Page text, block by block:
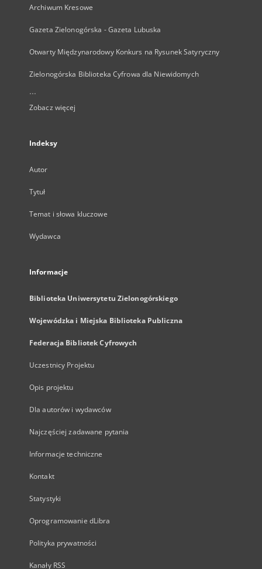
Archiwum Kresowe
Gazeta Zielonogórska - Gazeta Lubuska
Otwarty Międzynarodowy Konkurs na Rysunek Satyryczny
Zielonogórska Biblioteka Cyfrowa dla Niewidomych
...
Zobacz więcej
Indeksy
Autor
Tytuł
Temat i słowa kluczowe
Wydawca
Informacje
Biblioteka Uniwersytetu Zielonogórskiego
Wojewódzka i Miejska Biblioteka Publiczna
Federacja Bibliotek Cyfrowych
Uczestnicy Projektu
Opis projektu
Dla autorów i wydawców
Najczęściej zadawane pytania
Informacje techniczne
Kontakt
Statystyki
Oprogramowanie dLibra
Polityka prywatności
Kanały RSS